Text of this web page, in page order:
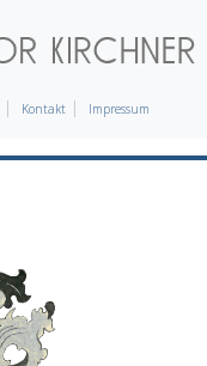
Kontakt Impressum